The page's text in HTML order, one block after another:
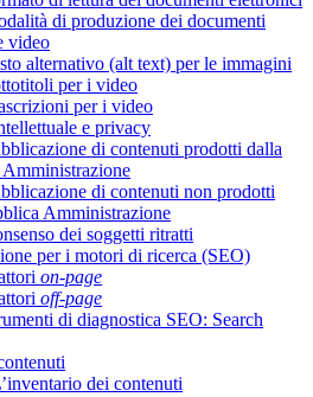
di produzione dei documenti
video
alternativo (alt text) per le immagini
per i video
per i video
e privacy
di contenuti prodotti dalla
di contenuti non prodotti
Amministrazione
dei soggetti ritratti
per i motori di ricerca (SEO)
on-page
off-page
di diagnostica SEO: Search
dei contenuti